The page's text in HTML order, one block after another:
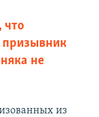
что
призывник
не
из